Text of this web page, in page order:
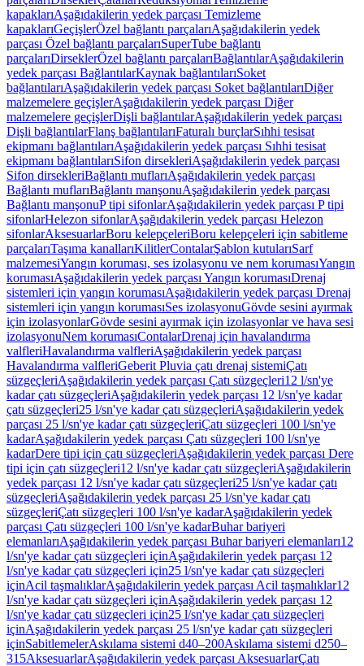
kapaklarıAşağıdakilerin yedek parçası Temizleme
kapaklarıGeçişlerÖzel bağlantı parçalarıAşağıdakilerin yedek
parçası Özel bağlantı parçalarıSuperTube bağlantı
parçalarıDirseklerÖzel bağlantı parçalarıBağlantılarAşağıdakilerin
yedek parçası BağlantılarKaynak bağlantılarıSoket
bağlantılarıAşağıdakilerin yedek parçası Soket bağlantılarıDiğer
malzemelere geçişlerAşağıdakilerin yedek parçası Diğer
malzemelere geçişlerDişli bağlantılarAşağıdakilerin yedek parçası
Dişli bağlantılarFlanş bağlantılarıFaturalı burçlarSıhhi tesisat
ekipmanı bağlantılarıAşağıdakilerin yedek parçası Sıhhi tesisat
ekipmanı bağlantılarıSifon dirsekleriAşağıdakilerin yedek parçası
Sifon dirsekleriBağlantı muflarıAşağıdakilerin yedek parçası
Bağlantı muflarıBağlantı manşonuAşağıdakilerin yedek parçası
Bağlantı manşonuP tipi sifonlarAşağıdakilerin yedek parçası P tipi
sifonlarHelezon sifonlarAşağıdakilerin yedek parçası Helezon
sifonlarAksesuarlarBoru kelepçeleriBoru kelepçeleri için sabitleme
parçalarıTaşıma kanallarıKilitlerContalarŞablon kutularıSarf
malzemesiYangın koruması, ses izolasyonu ve nem korumasıYangın
korumasıAşağıdakilerin yedek parçası Yangın korumasıDrenaj
sistemleri için yangın korumasıAşağıdakilerin yedek parçası Drenaj
sistemleri için yangın korumasıSes izolasyonuGövde sesini ayırmak
için izolasyonlarGövde sesini ayırmak için izolasyonlar ve hava sesi
izolasyonuNem korumasıContalarDrenaj için havalandırma
valfleriHavalandırma valfleriAşağıdakilerin yedek parçası
Havalandırma valfleriGeberit Pluvia çatı drenaj sistemiÇatı
süzgeçleriAşağıdakilerin yedek parçası Çatı süzgeçleri12 l/sn'ye
kadar çatı süzgeçleriAşağıdakilerin yedek parçası 12 l/sn'ye kadar
çatı süzgeçleri25 l/sn'ye kadar çatı süzgeçleriAşağıdakilerin yedek
parçası 25 l/sn'ye kadar çatı süzgeçleriÇatı süzgeçleri 100 l/sn'ye
kadarAşağıdakilerin yedek parçası Çatı süzgeçleri 100 l/sn'ye
kadarDere tipi için çatı süzgeçleriAşağıdakilerin yedek parçası Dere
tipi için çatı süzgeçleri12 l/sn'ye kadar çatı süzgeçleriAşağıdakilerin
yedek parçası 12 l/sn'ye kadar çatı süzgeçleri25 l/sn'ye kadar çatı
süzgeçleriAşağıdakilerin yedek parçası 25 l/sn'ye kadar çatı
süzgeçleriÇatı süzgeçleri 100 l/sn'ye kadarAşağıdakilerin yedek
parçası Çatı süzgeçleri 100 l/sn'ye kadarBuhar bariyeri
elemanlarıAşağıdakilerin yedek parçası Buhar bariyeri elemanları12
l/sn'ye kadar çatı süzgeçleri içinAşağıdakilerin yedek parçası 12
l/sn'ye kadar çatı süzgeçleri için25 l/sn'ye kadar çatı süzgeçleri
içinAcil taşmalıklarAşağıdakilerin yedek parçası Acil taşmalıklar12
l/sn'ye kadar çatı süzgeçleri içinAşağıdakilerin yedek parçası 12
l/sn'ye kadar çatı süzgeçleri için25 l/sn'ye kadar çatı süzgeçleri
içinAşağıdakilerin yedek parçası 25 l/sn'ye kadar çatı süzgeçleri
içinSabitlemelerAskılama sistemi d40–200Askılama sistemi d250–
315AksesuarlarAşağıdakilerin yedek parçası AksesuarlarÇatı